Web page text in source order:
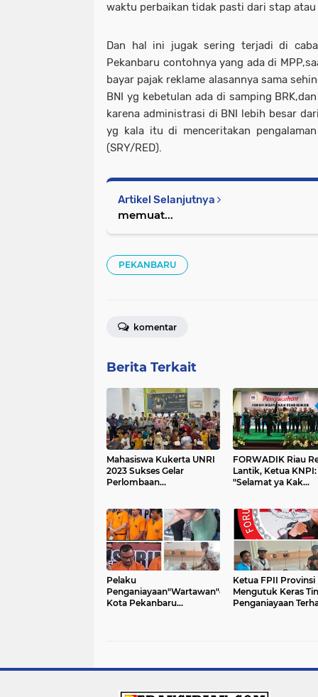
waktu perbaikan tidak pasti dari stap atau
Dan hal ini jugak sering terjadi di
Pekanbaru contohnya yang ada di
bayar pajak reklame alasannya sama
BNI yg kebetulan ada di samping
karena administrasi di BNI lebih besar
yg kala itu di menceritakan
(SRY/RED).
Artikel Selanjutnya
memuat...
PEKANBARU
komentar
Berita Terkait
Mahasiswa Kukerta UNRI
2023 Sukses Gelar
Perlombaan
Nenas
FORWADIK Riau
Lantik, Ketua KNPI:
"Selamat ya Kak
Bersama
Pelaku
Penganiayaan"Wartawan"di
Kota Pekanbaru
Ketua FPII Provinsi
Mengutuk Keras
Penganiayaan